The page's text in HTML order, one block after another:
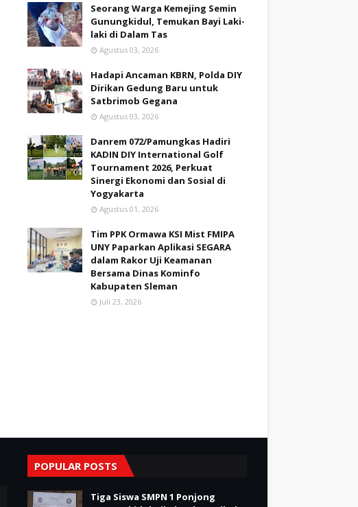
Seorang Warga Kemejing Semin
Gunungkidul, Temukan Bayi Laki-
laki di Dalam Tas
Agustus 03, 2026
Hadapi Ancaman KBRN, Polda DIY
Dirikan Gedung Baru untuk
Satbrimob Gegana
Agustus 03, 2026
Danrem 072/Pamungkas Hadiri
KADIN DIY International Golf
Tournament 2026, Perkuat
Sinergi Ekonomi dan Sosial di
Yogyakarta
Agustus 01, 2026
Tim PPK Ormawa KSI Mist FMIPA
UNY Paparkan Aplikasi SEGARA
dalam Rakor Uji Keamanan
Bersama Dinas Kominfo
Kabupaten Sleman
Juli 23, 2026
POPULAR POSTS
Tiga Siswa SMPN 1 Ponjong